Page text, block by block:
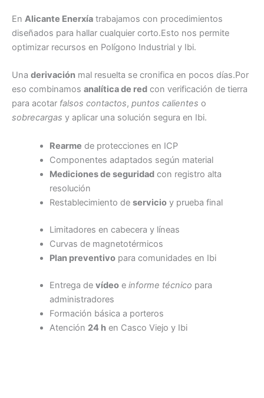
En Alicante Enerxía trabajamos con procedimientos
diseñados para hallar cualquier corto.Esto nos permite
optimizar recursos en Polígono Industrial y Ibi.
Una derivación mal resuelta se cronifica en pocos días.Por
eso combinamos analítica de red con verificación de tierra
para acotar falsos contactos, puntos calientes o
sobrecargas y aplicar una solución segura en Ibi.
Rearme de protecciones en ICP
Componentes adaptados según material
Mediciones de seguridadcon registro alta
resolución
Restablecimiento de servicioy prueba final
Limitadores en cabecera y líneas
Curvas de magnetotérmicos
Plan preventivopara comunidades en Ibi
Entrega de vídeoe informe técnico para
administradores
Formación básica a porteros
Atención 24 hen Casco Viejo y Ibi